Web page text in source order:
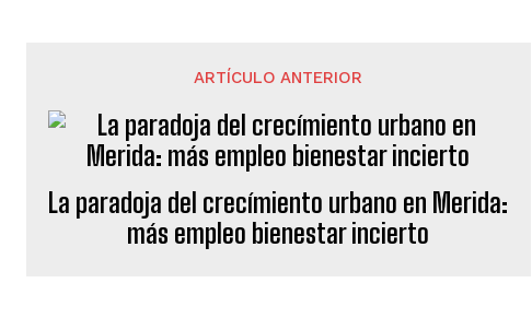
ARTÍCULO ANTERIOR
La paradoja del crecímiento urbano en Merida:
más empleo bienestar incierto